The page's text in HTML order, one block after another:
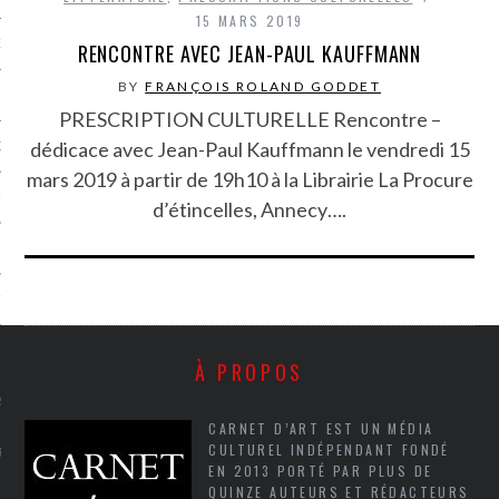
EN VOD
15 MARS 2019
RENCONTRE AVEC JEAN-PAUL KAUFFMANN
BYFRANÇOIS ROLAND GODDET
PRESCRIPTION CULTURELLE Rencontre –
dédicace avec Jean-Paul Kauffmann le vendredi 15
mars 2019 à partir de 19h10 à la Librairie La Procure
d’étincelles, Annecy….
À PROPOS
CARNET D’ART EST UN MÉDIA
CULTUREL INDÉPENDANT FONDÉ
EN 2013 PORTÉ PAR PLUS DE
QUINZE AUTEURS ET RÉDACTEURS